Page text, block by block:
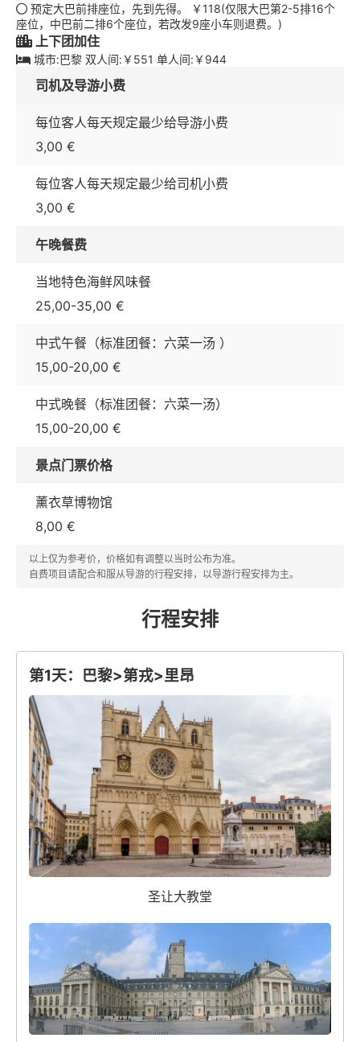
预定大巴前排座位，先到先得。 ￥118(仅限大巴第2-5排16个
座位，中巴前二排6个座位，若改发9座小车则退费。)
上下团加住
城市:巴黎 双人间:￥551 单人间:￥944
司机及导游小费
每位客人每天规定最少给导游小费
3,00 €
每位客人每天规定最少给司机小费
3,00 €
午晚餐费
当地特色海鲜风味餐
25,00-35,00 €
中式午餐（标准团餐：六菜一汤 ）
15,00-20,00 €
中式晚餐（标准团餐：六菜一汤）
15,00-20,00 €
景点门票价格
薰衣草博物馆
8,00 €
以上仅为参考价，价格如有调整以当时公布为准。
自费项目请配合和服从导游的行程安排，以导游行程安排为主。
行程安排
第1天：巴黎>第戎>里昂
圣让大教堂